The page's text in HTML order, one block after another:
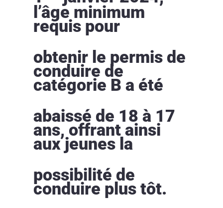
l’âge minimum
requis pour
obtenir le permis de
conduire de
catégorie B a été
abaissé de 18 à 17
ans, offrant ainsi
aux jeunes la
possibilité de
conduire plus tôt.